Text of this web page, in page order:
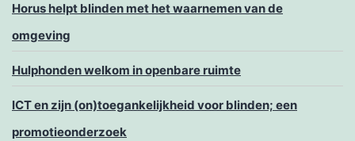
Horus helpt blinden met het waarnemen van de
omgeving
Hulphonden welkom in openbare ruimte
ICT en zijn (on)toegankelijkheid voor blinden; een
promotieonderzoek